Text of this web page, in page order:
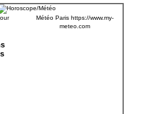
Météo Paris https://www.my-
meteo.com